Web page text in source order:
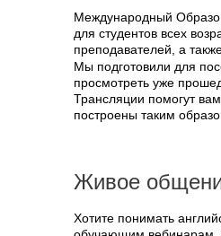
Международный
для студентов всех
преподавателей, а
Мы подготовили для
просмотреть уже
Трансляции помогут
построены таким
Живое
Хотите понимать